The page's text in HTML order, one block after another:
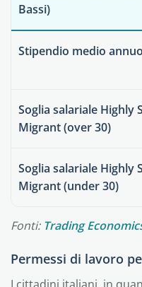
Bassi)
Stipendio medio annuo
Soglia salariale Highly
Migrant (over 30)
Soglia salariale Highly
Migrant (under 30)
Fonti: Trading
Permessi di lavoro